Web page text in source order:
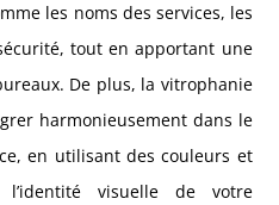
les noms des services, les
tout en apportant une
De plus, la vitrophanie
harmonieusement dans le
en utilisant des couleurs et
visuelle de votre